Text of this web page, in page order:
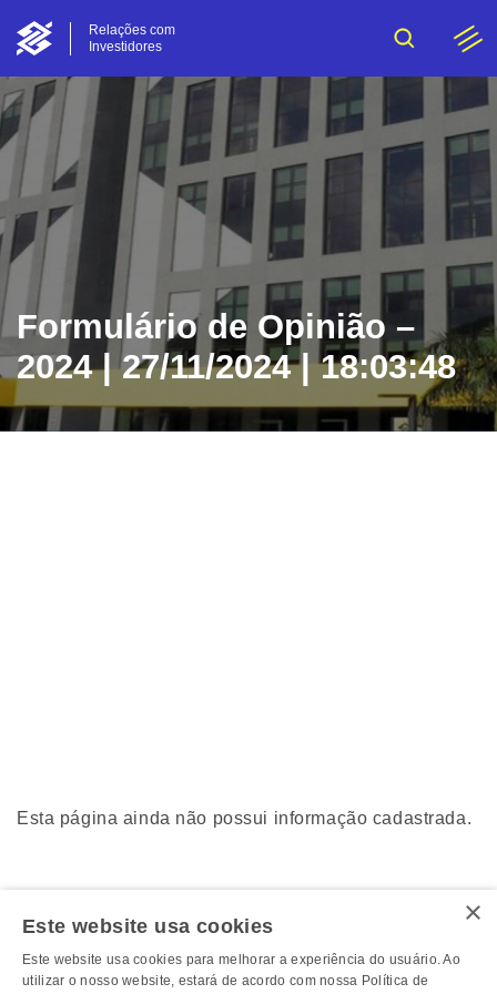
Relações com
Investidores
Formulário de Opinião –
2024 | 27/11/2024 | 18:03:48
Esta página ainda não possui informação cadastrada.
×
Este website usa cookies
Este website usa cookies para melhorar a experiência do usuário. Ao
utilizar o nosso website, estará de acordo com nossa Política de